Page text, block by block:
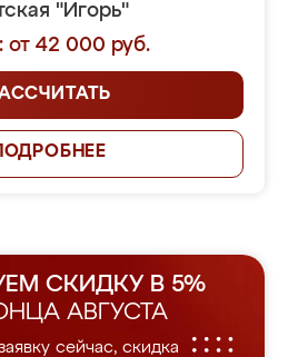
"Игорь"
от 42 000 руб.
СКИДКУ В 5%
АВГУСТА
сейчас, скидка